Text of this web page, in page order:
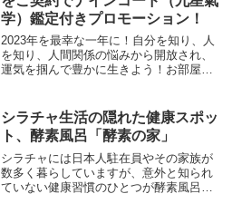
学）鑑定付きプロモーション！
2023年を最幸な一年に！自分を知り、人
を知り、人間関係の悩みから開放され、
運気を掴んで豊かに生きよう！お部屋を
2023年1月30日追記ご知人、お友達ご紹
介頂いた方にも同...
シラチャ生活の隠れた健康スポッ
ト、酵素風呂「酵素の家」
シラチャには日本人駐在員やその家族が
数多く暮らしていますが、意外と知られ
ていない健康習慣のひとつが酵素風呂で